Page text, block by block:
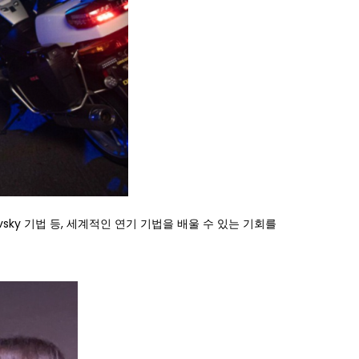
기법 등, 세계적인 연기 기법을 배울 수 있는 기회를